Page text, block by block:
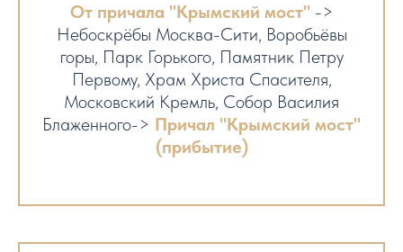
От причала "Крымский мост" ->
Небоскрёбы Москва-Сити, Воробьёвы
горы, Парк Горького, Памятник Петру
Первому, Храм Христа Спасителя,
Московский Кремль, Собор Василия
Блаженного-> Причал "Крымский мост"
(прибытие)